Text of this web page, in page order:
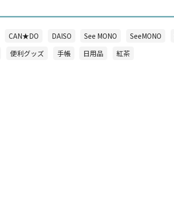
CAN★DO DAISO See MONO SeeMONO
便利グッズ 手帳 日用品 紅茶